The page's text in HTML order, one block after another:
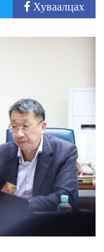
Хуваалцах